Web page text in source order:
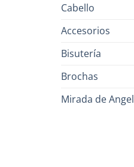
Cabello
Accesorios
Bisutería
Brochas
Mirada de Angel